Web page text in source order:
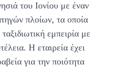
του Ιονίου με έναν
πλοίων, τα οποία
εμπειρία με
Η εταιρεία έχει
για την ποιότητα